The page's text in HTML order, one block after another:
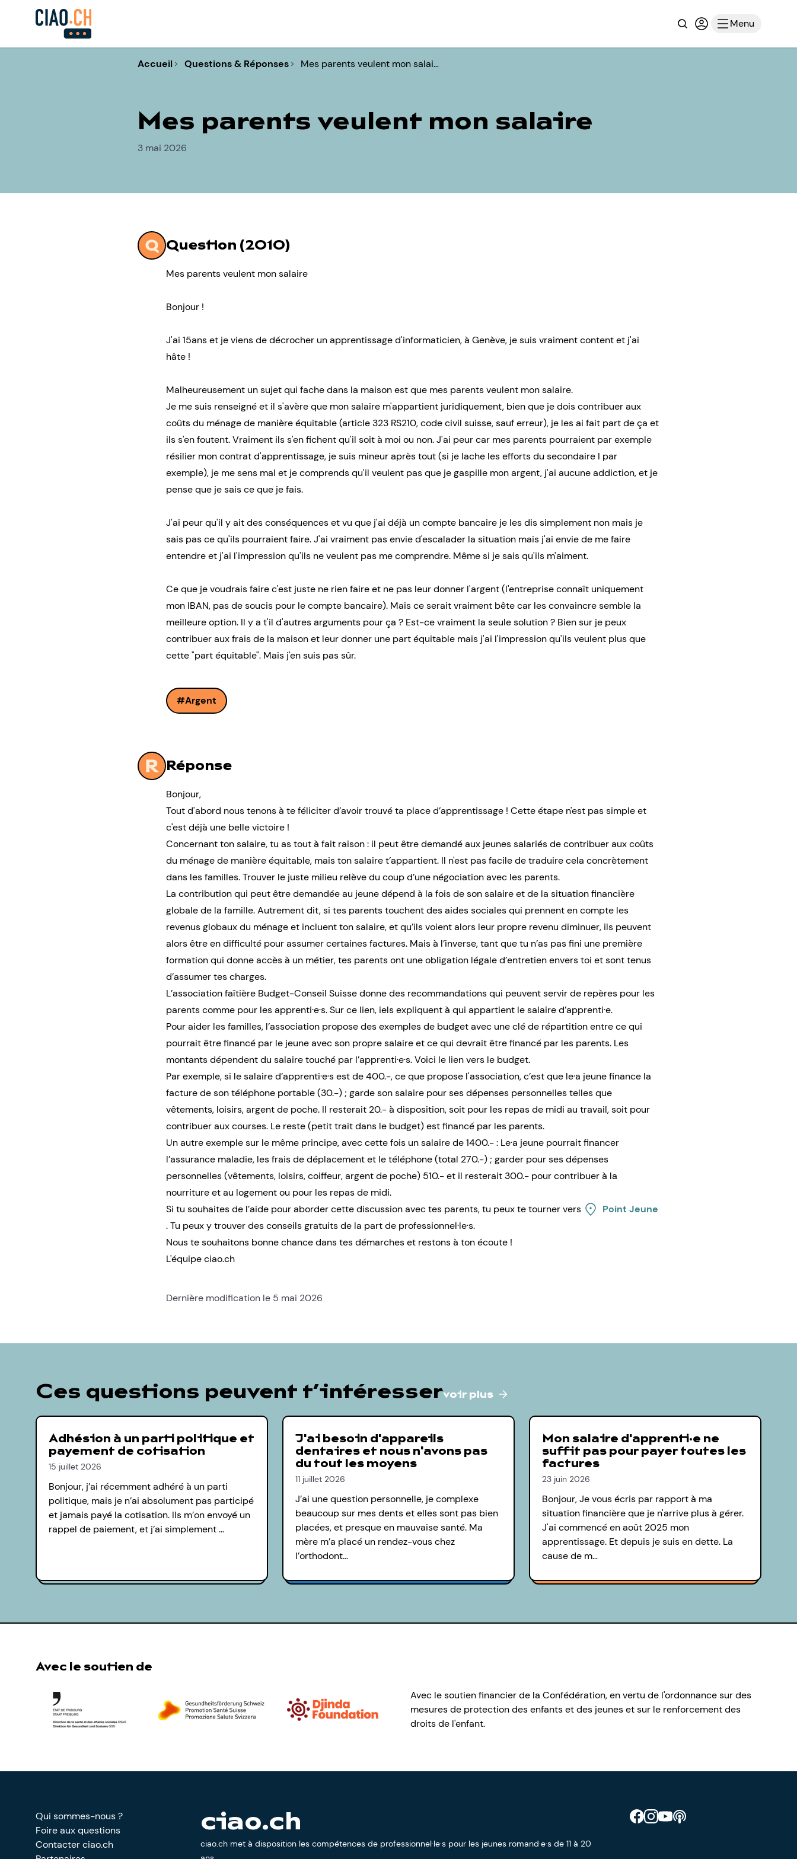
RechercheConnexion ou
Menu
Accueil Questions & Réponses Mes parents veulent mon salai…
Mes parents veulent mon salaire
3 mai 2026
Question (2010)
Mes parents veulent mon salaire
Bonjour !
J'ai 15ans et je viens de décrocher un apprentissage d'informaticien, à Genève, je suis vraiment content et j'ai
hâte !
Malheureusement un sujet qui fache dans la maison est que mes parents veulent mon salaire.
Je me suis renseigné et il s'avère que mon salaire m'appartient juridiquement, bien que je dois contribuer aux
coûts du ménage de manière équitable (article 323 RS210, code civil suisse, sauf erreur), je les ai fait part de ça et
ils s'en foutent. Vraiment ils s'en fichent qu'il soit à moi ou non. J'ai peur car mes parents pourraient par exemple
résilier mon contrat d'apprentissage, je suis mineur après tout (si je lache les efforts du secondaire I par
exemple), je me sens mal et je comprends qu'il veulent pas que je gaspille mon argent, j'ai aucune addiction, et je
pense que je sais ce que je fais.
J'ai peur qu'il y ait des conséquences et vu que j'ai déjà un compte bancaire je les dis simplement non mais je
sais pas ce qu'ils pourraient faire. J'ai vraiment pas envie d'escalader la situation mais j'ai envie de me faire
entendre et j'ai l'impression qu'ils ne veulent pas me comprendre. Même si je sais qu'ils m'aiment.
Ce que je voudrais faire c'est juste ne rien faire et ne pas leur donner l'argent (l'entreprise connaît uniquement
mon IBAN, pas de soucis pour le compte bancaire). Mais ce serait vraiment bête car les convaincre semble la
meilleure option. Il y a t'il d'autres arguments pour ça ? Est-ce vraiment la seule solution ? Bien sur je peux
contribuer aux frais de la maison et leur donner une part équitable mais j'ai l'impression qu'ils veulent plus que
cette "part équitable". Mais j'en suis pas sûr.
Argent
Réponse
Bonjour,
Tout d'abord nous tenons à te féliciter d’avoir trouvé ta place d’apprentissage ! Cette étape n'est pas simple et
c'est déjà une belle victoire !
Concernant ton salaire, tu as tout à fait raison : il peut être demandé aux jeunes salariés de contribuer aux coûts
du ménage de manière équitable, mais ton salaire t’appartient. Il n'est pas facile de traduire cela concrètement
dans les familles. Trouver le juste milieu relève du coup d’une négociation avec les parents.
La contribution qui peut être demandée au jeune dépend à la fois de son salaire et de la situation financière
globale de la famille. Autrement dit, si tes parents touchent des aides sociales qui prennent en compte les
revenus globaux du ménage et incluent ton salaire, et qu’ils voient alors leur propre revenu diminuer, ils peuvent
alors être en difficulté pour assumer certaines factures. Mais à l’inverse, tant que tu n’as pas fini une première
formation qui donne accès à un métier, tes parents ont une obligation légale d’entretien envers toi et sont tenus
d’assumer tes charges.
L’association faîtière Budget-Conseil Suisse donne des recommandations qui peuvent servir de repères pour les
parents comme pour les apprenti·e·s. Surce lien, iels expliquent à qui appartient le salaire d’apprenti·e.
Pour aider les familles, l’association propose des exemples de budget avec une clé de répartition entre ce qui
pourrait être financé par le jeune avec son propre salaire et ce qui devrait être financé par les parents. Les
montants dépendent du salaire touché par l’apprenti·e·s. Voici le lien vers le budget.
Par exemple, si le salaire d’apprenti·e·s est de 400.-, ce que propose l'association, c’est que le·a jeune finance la
facture de son téléphone portable (30.-) ; garde son salaire pour ses dépenses personnelles telles que
vêtements, loisirs, argent de poche. Il resterait 20.- à disposition, soit pour les repas de midi au travail, soit pour
contribuer aux courses. Le reste (petit trait dans le budget) est financé par les parents.
Un autre exemple sur le même principe, avec cette fois un salaire de 1400.- : Le·a jeune pourrait financer
l’assurance maladie, les frais de déplacement et le téléphone (total 270.-) ; garder pour ses dépenses
personnelles (vêtements, loisirs, coiffeur, argent de poche) 510.- et il resterait 300.- pour contribuer à la
nourriture et au logement ou pour les repas de midi.
Si tu souhaites de l’aide pour aborder cette discussion avec tes parents, tu peux te tourner vers
Point Jeune
. Tu peux y trouver des conseils gratuits de la part de professionnel·le·s.
Nous te souhaitons bonne chance dans tes démarches et restons à ton écoute !
L'équipe ciao.ch
Dernière modification le 5 mai 2026
Ces questions peuvent t’intéresservoir plus
Adhésion à un parti politique et
payement de cotisation
15 juillet 2026
Bonjour, j’ai récemment adhéré à un parti
politique, mais je n’ai absolument pas participé
et jamais payé la cotisation. Ils m’on envoyé un
rappel de paiement, et j’ai simplement …
J'ai besoin d'appareils
dentaires et nous n'avons pas
du tout les moyens
11 juillet 2026
J’ai une question personnelle, je complexe
beaucoup sur mes dents et elles sont pas bien
placées, et presque en mauvaise santé. Ma
mère m’a placé un rendez-vous chez
l’orthodont…
Mon salaire d'apprenti·e ne
suffit pas pour payer toutes les
factures
23 juin 2026
Bonjour, Je vous écris par rapport à ma
situation financière que je n'arrive plus à gérer.
J'ai commencé en août 2025 mon
apprentissage. Et depuis je suis en dette. La
cause de m…
Avec le soutien de
Avec le soutien financier de la Confédération, en vertu de l'ordonnance sur des
mesures de protection des enfants et des jeunes et sur le renforcement des
droits de l'enfant.
Retrouve CIAO sur Facebook
Retrouve CIAO sur Instagram
Retrouve CIAO sur YouTube
Découvre notre podcast
Qui sommes-nous ?
Foire aux questions
Contacter ciao.ch
ciao.ch
ciao.ch met à disposition les compétences de professionnel·le·s pour les jeunes romand·e·s de 11 à 20